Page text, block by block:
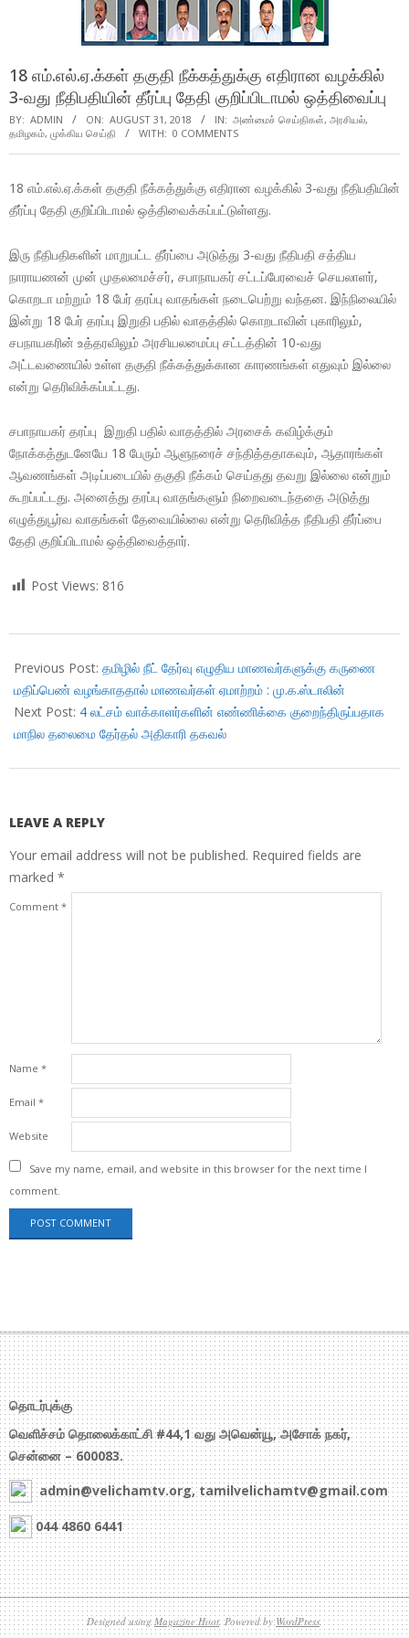
18 எம்.எல்.ஏ.க்கள் தகுதி நீக்கத்துக்கு எதிரான வழக்கில்
3-வது நீதிபதியின் தீர்ப்பு தேதி குறிப்பிடாமல் ஒத்திவைப்பு
BY: ADMIN ON: AUGUST 31, 2018 IN: அண்மைச் செய்திகள், அரசியல்,
தமிழகம், முக்கிய செய்தி WITH: 0 COMMENTS
18 எம்.எல்.ஏ.க்கள் தகுதி நீக்கத்துக்கு எதிரான வழக்கில் 3-வது நீதிபதியின்
தீர்ப்பு தேதி குறிப்பிடாமல் ஒத்திவைக்கப்பட்டுள்ளது.
இரு நீதிபதிகளின் மாறுபட்ட தீர்ப்பை அடுத்து 3-வது நீதிபதி சத்திய
நாராயணன் முன் முதலமைச்சர், சபாநாயகர் சட்டப்பேரவைச் செயலாளர்,
கொறடா மற்றும் 18 பேர் தரப்பு வாதங்கள் நடைபெற்று வந்தன. இந்நிலையில்
இன்று 18 பேர் தரப்பு இறுதி பதில் வாதத்தில் கொறடாவின் புகாரிலும்,
சபநாயகரின் உத்தரவிலும் அரசியலமைப்பு சட்டத்தின் 10-வது
அட்டவணையில் உள்ள தகுதி நீக்கத்துக்கான காரணங்கள் எதுவும் இல்லை
என்று தெரிவிக்கப்பட்டது.
சபாநாயகர் தரப்பு இறுதி பதில் வாதத்தில் அரசைக் கவிழ்க்கும்
நோக்கத்துடனேயே 18 பேரும் ஆளுநரைச் சந்தித்ததாகவும், ஆதாரங்கள்
ஆவணங்கள் அடிப்படையில் தகுதி நீக்கம் செய்தது தவறு இல்லை என்றும்
கூறப்பட்டது. அனைத்து தரப்பு வாதங்களும் நிறைவடைந்ததை அடுத்து
எழுத்துபூர்வ வாதங்கள் தேவையில்லை என்று தெரிவித்த நீதிபதி தீர்ப்பை
தேதி குறிப்பிடாமல் ஒத்திவைத்தார்.
Post Views: 816
08-
31
Previous Post: தமிழில் நீட் தேர்வு எழுதிய மாணவர்களுக்கு கருணை
மதிப்பெண் வழங்காததால் மாணவர்கள் ஏமாற்றம் : மு.க.ஸ்டாலின்
Next Post: 4 லட்சம் வாக்காளர்களின் எண்ணிக்கை குறைந்திருப்பதாக
மாநில தலைமை தேர்தல் அதிகாரி தகவல்
LEAVE A REPLY
Your email address will not be published. Required fields are
marked *
Comment *
Name *
Email *
Website
Save my name, email, and website in this browser for the next time I
comment.
தொடர்புக்கு
வெளிச்சம் தொலைக்காட்சி #44,1 வது அவென்யூ, அசோக் நகர்,
சென்னை – 600083.
admin@velichamtv.org, tamilvelichamtv@gmail.com
044 4860 6441
Designed using Magazine Hoot. Powered byWordPress.